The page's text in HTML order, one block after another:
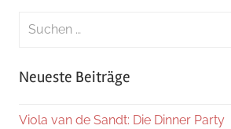
Suchen
Neueste Beiträge
Viola van de Sandt: Die Dinner Party